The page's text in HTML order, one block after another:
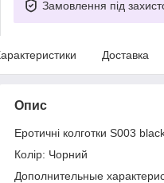
Замовлення під
Доставка
Опис
Еротичні колготки S003
Колір: Чорний
Дополнительные